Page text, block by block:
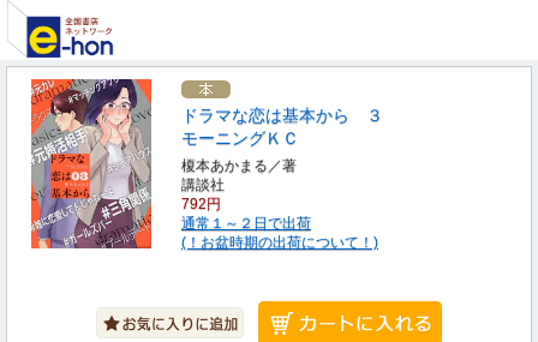
ドラマな恋は基本から ３
モーニングＫＣ
榎本あかまる／著
講談社
792円
通常１～２日で出荷
(！お盆時期の出荷について！)